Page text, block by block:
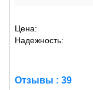
Цена:
Надежность:
Отзывы : 39